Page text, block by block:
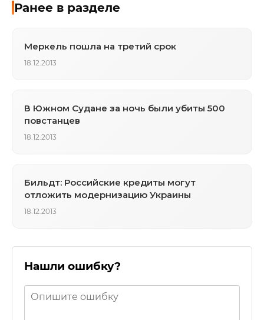
Ранее в разделе
Меркель пошла на третий срок
18.12.2013
В Южном Судане за ночь были убиты 500
повстанцев
18.12.2013
Бильдт: Российские кредиты могут
отложить модернизацию Украины
18.12.2013
Нашли ошибку?